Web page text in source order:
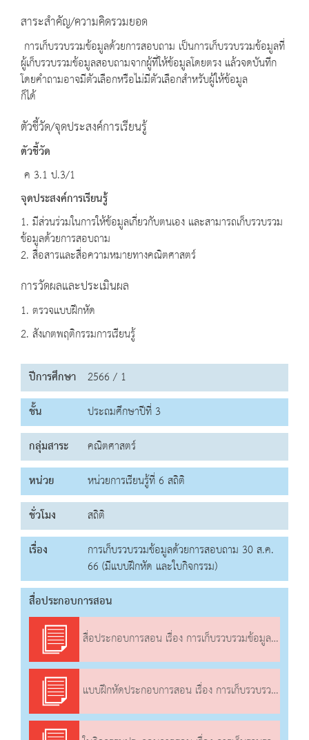
สาระสำคัญ/ความคิดรวมยอด
การเก็บรวบรวมข้อมูลด้วยการสอบถาม เป็นการเก็บรวบรวมข้อมูลที่
ผู้เก็บรวบรวมข้อมูลสอบถามจากผู้ที่ให้ข้อมูลโดยตรง แล้วจดบันทึก
โดยคำถามอาจมีตัวเลือกหรือไม่มีตัวเลือกสำหรับผู้ให้ข้อมูล
ก็ได้
ตัวชี้วัด/จุดประสงค์การเรียนรู้
ตัวชี้วัด
ค 3.1 ป.3/1
จุดประสงค์การเรียนรู้
1. มีส่วนร่วมในการให้ข้อมูลเกี่ยวกับตนเอง และสามารถเก็บรวบรวม
ข้อมูลด้วยการสอบถาม
2. สื่อสารและสื่อความหมายทางคณิตศาสตร์
การวัดผลและประเมินผล
1. ตรวจแบบฝึกหัด
2. สังเกตพฤติกรรมการเรียนรู้
ปีการศึกษา 2566 / 1
ชั้น
ประถมศึกษาปีที่ 3
กลุ่มสาระ
คณิตศาสตร์
หน่วย
หน่วยการเรียนรู้ที่ 6 สถิติ
ชั่วโมง
สถิติ
เรื่อง
การเก็บรวบรวมข้อมูลด้วยการสอบถาม 30 ส.ค.
66 (มีแบบฝึกหัด และใบกิจกรรม)
สื่อประกอบการสอน
สื่อประกอบการสอน เรื่อง การเก็บรวบรวมข้อมูลด้วยการสอบถาม
แบบฝึกหัดประกอบการสอน เรื่อง การเก็บรวบรวมข้อมูลด้วยการสอบถาม